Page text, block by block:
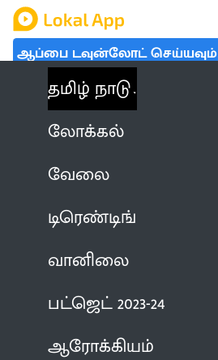
ஆப்பை டவுன்லோட் செய்யவும்
தமிழ் நாடு
லோக்கல்
வேலை
டிரெண்டிங்
வானிலை
பட்ஜெட் 2023-24
ஆரோக்கியம்